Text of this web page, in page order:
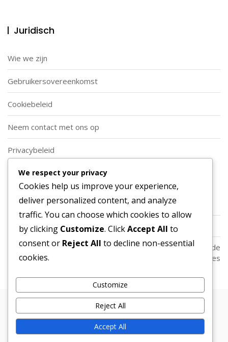
Juridisch
Wie we zijn
Gebruikersovereenkomst
Cookiebeleid
Neem contact met ons op
Privacybeleid
Categorieën
Soorten Aanvallende Voetbalformaties
Spelersrollen in Aanvallende Voetbalformaties
Strategische Toepassingen van Aanvallende
Voetbalformaties
Copyright © 2026 Bosa. Powered by
Wie we zijn Gebruikersovereenkomst
Neem contact met ons op
Privacybeleid
We respect your privacy
Cookies help us improve your experience,
deliver personalized content, and analyze
traffic. You can choose which cookies to allow
by clicking Customize. ClickAccept All to
consent or Reject All to decline non-essential
cookies.
Customize
Reject All
Accept All